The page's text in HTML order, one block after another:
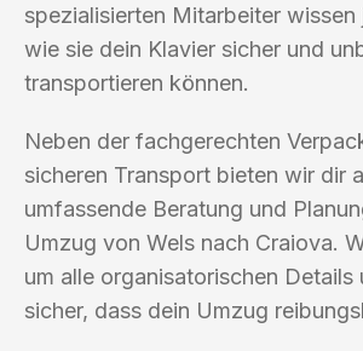
spezialisierten Mitarbeiter wissen
wie sie dein Klavier sicher und
transportieren können.
Neben der fachgerechten
sicheren Transport bieten wir dir
umfassende Beratung und
Umzug von Wels nach Craiova.
um alle organisatorischen Details
sicher, dass dein Umzug